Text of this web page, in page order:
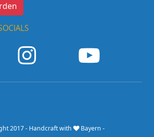
2017 - Handcraft with
Bayern -